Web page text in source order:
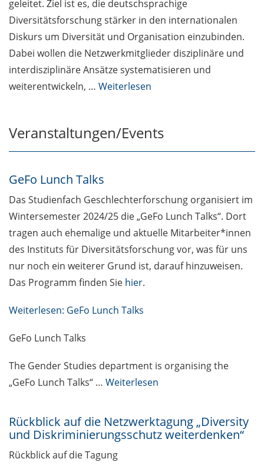
geleitet. Ziel ist es, die deutschsprachige
Diversitätsforschung stärker in den internationalen
Diskurs um Diversität und Organisation einzubinden.
Dabei wollen die Netzwerkmitglieder disziplinäre und
interdisziplinäre Ansätze systematisieren und
weiterentwickeln, … Weiterlesen
Veranstaltungen/Events
GeFo Lunch Talks
Das Studienfach Geschlechterforschung organisiert im
Wintersemester 2024/25 die „GeFo Lunch Talks“. Dort
tragen auch ehemalige und aktuelle Mitarbeiter*innen
des Instituts für Diversitätsforschung vor, was für uns
nur noch ein weiterer Grund ist, darauf hinzuweisen.
Das Programm finden Sie hier.
Weiterlesen: GeFo Lunch Talks
GeFo Lunch Talks
The Gender Studies department is organising the
„GeFo Lunch Talks“ … Weiterlesen
Rückblick auf die Netzwerktagung „Diversity
und Diskriminierungsschutz weiterdenken“
Rückblick auf die Tagung